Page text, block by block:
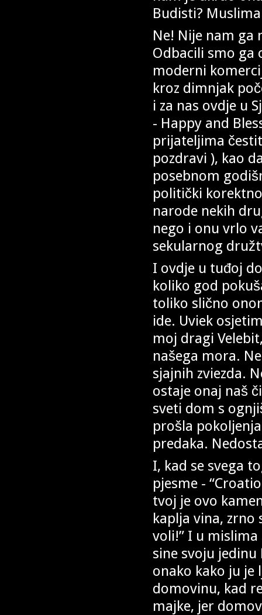
Budisti?
Ne! Nije nam
Odbacili smo ga
moderni
kroz dimnjak
i za nas ovdje u
- Happy and
prijateljima
pozdravi ), kao
posebnom
politički
narode nekih
nego i onu vrlo
sekularnog
I ovdje u tuđoj
koliko god
toliko slično
ide. Uviek
moj dragi
našega mora.
sjajnih zviezda.
ostaje onaj naš
sveti dom s
prošla
predaka.
I, kad se svega
pjesme -
tvoj je ovo
kaplja vina, zrno
voli!” I u
sine svoju
onako kako ju je
domovinu, kad
majke, jer